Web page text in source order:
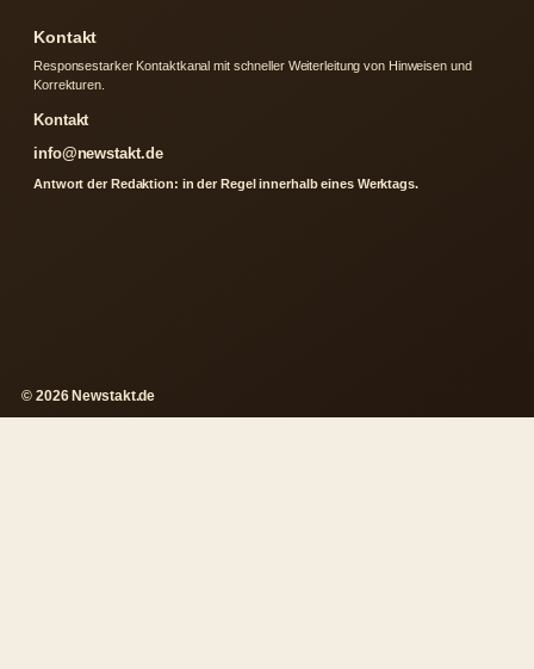
Kontakt
Responsestarker Kontaktkanal mit schneller Weiterleitung von Hinweisen und
Korrekturen.
Kontakt
info@newstakt.de
Antwort der Redaktion: in der Regel innerhalb eines Werktags.
© 2026 Newstakt.de